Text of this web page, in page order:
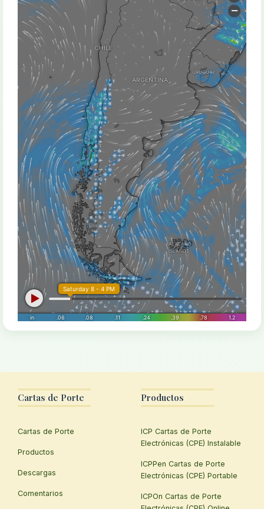
Cartas de Porte
Cartas de Porte
Productos
Descargas
Comentarios
Productos
ICP Cartas de Porte
Electrónicas (CPE) Instalable
ICPPen Cartas de Porte
Electrónicas (CPE) Portable
ICPOn Cartas de Porte